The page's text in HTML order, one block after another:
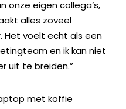
eigen collega’s,
alles zoveel
Het voelt echt als een
en ik kan niet
uit te breiden.”